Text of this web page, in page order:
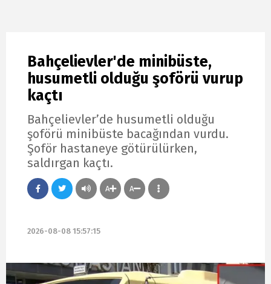
Bahçelievler'de minibüste,
husumetli olduğu şoförü vurup
kaçtı
Bahçelievler’de husumetli olduğu
şoförü minibüste bacağından vurdu.
Şoför hastaneye götürülürken,
saldırgan kaçtı.
A A
2026-08-08 15:57:15